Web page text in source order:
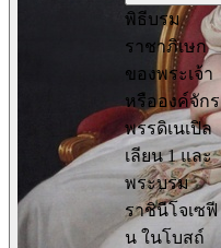
พิธีบรม
ราชาภิเษก
ของพระเจ้า
หรือองค์จักร
พรรดิเนเปิล
เลียน 1 และ
พระบรม
ราชินีโจเซฟี
น ในโบสถ์